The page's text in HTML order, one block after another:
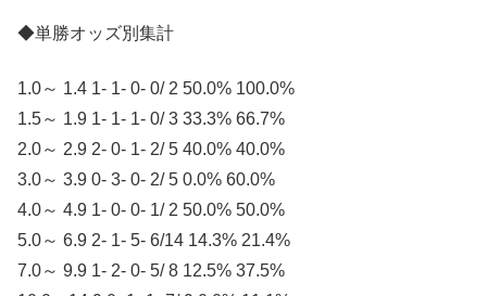
◆単勝オッズ別集計
1.0～ 1.4 1- 1- 0- 0/ 2 50.0% 100.0%
1.5～ 1.9 1- 1- 1- 0/ 3 33.3% 66.7%
2.0～ 2.9 2- 0- 1- 2/ 5 40.0% 40.0%
3.0～ 3.9 0- 3- 0- 2/ 5 0.0% 60.0%
4.0～ 4.9 1- 0- 0- 1/ 2 50.0% 50.0%
5.0～ 6.9 2- 1- 5- 6/14 14.3% 21.4%
7.0～ 9.9 1- 2- 0- 5/ 8 12.5% 37.5%